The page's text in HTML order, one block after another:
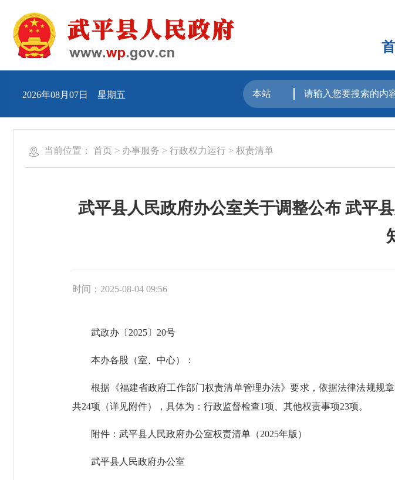
2026年08月07日 星期五
当前位置： 首页 > 办事服务 > 行政权力运行 > 权责清单
武平县人民政府办公室关于调整公布 武平
时间：2025-08-04 09:56
武政办〔2025〕20号
本办各股（室、中心）：
根据《福建省政府工作部门权责清单管理办法》要求，依据法律法规规
共24项（详见附件），具体为：行政监督检查1项、其他权责事项23项。
附件：武平县人民政府办公室权责清单（2025年版）
武平县人民政府办公室